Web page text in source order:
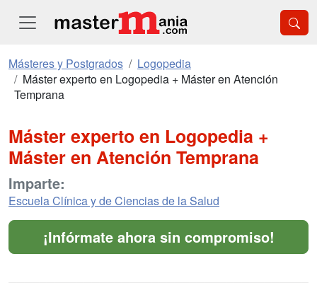
Másteres y Postgrados
Logopedia
Máster experto en Logopedia + Máster en Atención
Temprana
Máster experto en Logopedia +
Máster en Atención Temprana
Imparte:
Escuela Clínica y de Ciencias de la Salud
¡Infórmate ahora sin compromiso!